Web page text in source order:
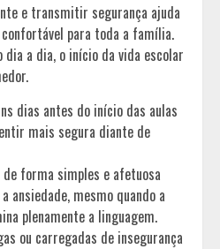
e transmitir segurança ajuda
para toda a família.
dia a dia, o início da vida escolar
dias antes do início das aulas
mais segura diante de
de forma simples e afetuosa
ansiedade, mesmo quando a
plenamente a linguagem.
ou carregadas de insegurança